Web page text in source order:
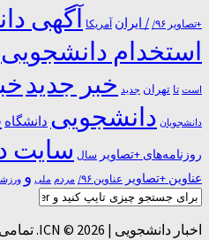
+تصاویر ۹۶/ / ایران آمریکا آگهی
استخدام دانشجویی
است تا تهران جدید خبر جدید
دانشجویان دانشجویی دانشگاه
روزنامه‌های +تصاویر سال سایت
عناوین +تصاویر عناوین ۹۶/ مردم ملی و
اخبار دانشجویی | ICN © 2026. تمامی حقوق محفوظ است.